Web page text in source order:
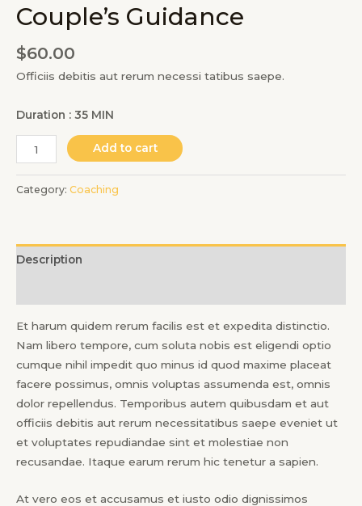
Couple’s Guidance
$60.00
Officiis debitis aut rerum necessi tatibus saepe.
Duration : 35 MIN
Couple's
Guidance
quantity
Add to cart
Category: Coaching
Description
Et harum quidem rerum facilis est et expedita distinctio.
Nam libero tempore, cum soluta nobis est eligendi optio
cumque nihil impedit quo minus id quod maxime placeat
facere possimus, omnis voluptas assumenda est, omnis
dolor repellendus. Temporibus autem quibusdam et aut
officiis debitis aut rerum necessitatibus saepe eveniet ut
et voluptates repudiandae sint et molestiae non
recusandae. Itaque earum rerum hic tenetur a sapien.
At vero eos et accusamus et iusto odio dignissimos